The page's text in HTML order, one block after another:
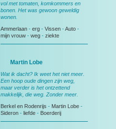
vol met tomaten, komkommers en
bonen. Het was gewoon geweldig
wonen.
Ammerlaan - erg - Vissen -Auto -
mijn vrouw - weg - ziekte
Martin Lobe
Wat ik dacht? Ik weet het niet meer.
Een hoop oude dingen zijn weg,
maar verder is het ontzettend
makkelijk, die weg. Zonder meer.
Berkel en Rodenrijs - Martin Lobe -
Sideron - liefde - Boerderij